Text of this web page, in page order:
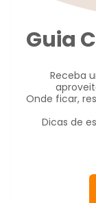
Guia
Receba
Onde ficar,
Dicas de